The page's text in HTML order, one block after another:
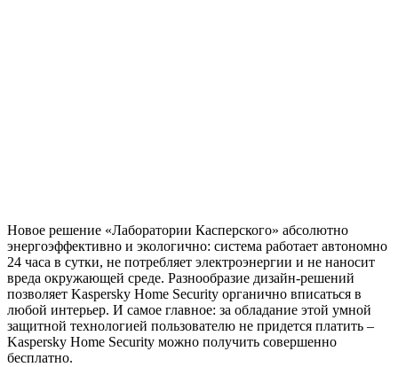
Новое решение «Лаборатории Касперского» абсолютно
энергоэффективно и экологично: система работает автономно
24 часа в сутки, не потребляет электроэнергии и не наносит
вреда окружающей среде. Разнообразие дизайн-решений
позволяет Kaspersky Home Security органично вписаться в
любой интерьер. И самое главное: за обладание этой умной
защитной технологией пользователю не придется платить –
Kaspersky Home Security можно получить совершенно
бесплатно.